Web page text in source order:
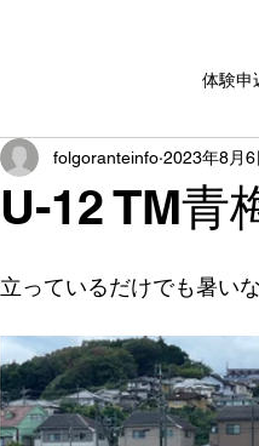
体験申
U-12 TM青
folgoranteinfo 2023年8月6
立っているだけでも暑い